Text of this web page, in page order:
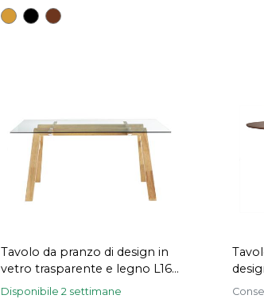
Tavolo da pranzo di design in
vetro trasparente e legno L160
cm BACCO
Disponibile 2 settimane